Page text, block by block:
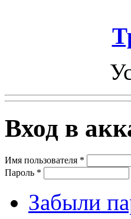
Вход в
Имя пользователя *
Пароль *
Забыли